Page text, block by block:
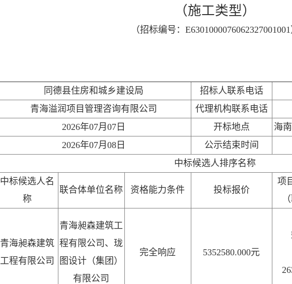
（施工类型）
（招标编号：E6301000076062327001001
同德县住房和城乡建设局 招标人联系电话
青海溢润项目管理咨询有限公司 代理机构联系电话
2026年07月07日 开标地点
海
2026年07月08日 公示结束时间
中标候选人排序名称
中标候选人名
称
联合体单位名称 资格能力条件 投标报价
项
青海昶森建筑
工程有限公司
青海昶森建筑工
程有限公司、珑
图设计（集团）
有限公司
完全响应 5352580.000元